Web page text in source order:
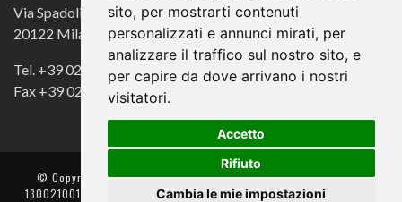
sito, per mostrarti contenuti
personalizzati e annunci mirati, per
analizzare il traffico sul nostro sito, e
per capire da dove arrivano i nostri
visitatori.
Accetto
Rifiuto
Cambia le mie impostazioni
Via Spadolini 7
20122 Milano
Tel. +39 02 49756990
Fax +39 02 72016740
© Copyright 2018. All Rights Reserved -- Quine srl – C.F./P IVA
13002100157 – Responsabile della Protezione dei Dati: Avv. Monica